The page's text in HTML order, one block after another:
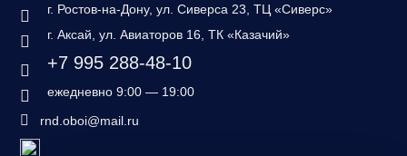
г. Ростов-на-Дону, ул. Сиверса 23, ТЦ «Сиверс»
г. Аксай, ул. Авиаторов 16, ТК «Казачий»
+7 995 288-48-10
ежедневно 9:00 — 19:00
rnd.oboi@mail.ru